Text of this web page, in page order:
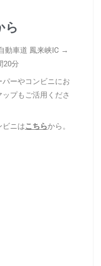
ら
動車道 鳳来峡IC →
20分
ーやコンビニにお
プもご活用くださ
ビニはこちらから。